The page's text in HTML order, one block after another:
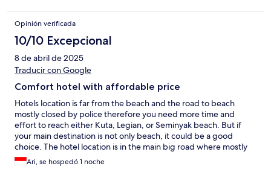
Opinión verificada
10/10 Excepcional
8 de abril de 2025
Traducir con Google
Comfort hotel with affordable price
Hotels location is far from the beach and the road to beach
mostly closed by police therefore you need more time and
effort to reach either Kuta, Legian, or Seminyak beach. But if
your main destination is not only beach, it could be a good
choice. The hotel location is in the main big road where mostly
traffic jam during working hour or even rush hour. Very simple
menu variation for breakfast buffet, off course inline with the
Ari, se hospedó 1 noche